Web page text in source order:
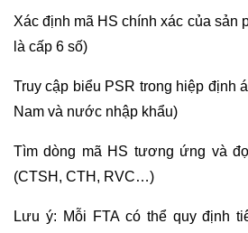
Xác định mã HS chính xác của sản
là cấp 6 số)
Truy cập biểu PSR trong hiệp định
Nam và nước nhập khẩu)
Tìm dòng mã HS tương ứng và
(CTSH, CTH, RVC…)
Lưu ý: Mỗi FTA có thể quy định